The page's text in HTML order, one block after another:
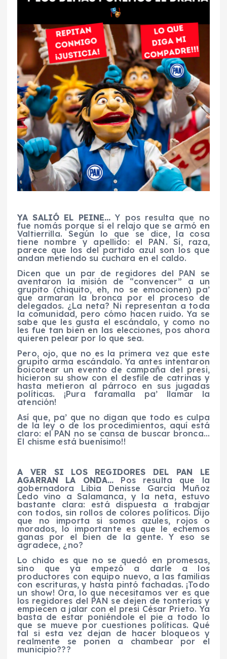
YA SALIÓ EL PEINE… Y pos resulta que no
fue nomás porque sí el relajo que se armó en
Valtierrilla. Según lo que se dice, la cosa
tiene nombre y apellido: el PAN. Sí, raza,
parece que los del partido azul son los que
andan metiendo su cuchara en el caldo.
Dicen que un par de regidores del PAN se
aventaron la misión de “convencer” a un
grupito (chiquito, eh, no se emocionen) pa’
que armaran la bronca por el proceso de
delegados. ¿La neta? Ni representan a toda
la comunidad, pero cómo hacen ruido. Ya se
sabe que les gusta el escándalo, y como no
les fue tan bien en las elecciones, pos ahora
quieren pelear por lo que sea.
Pero, ojo, que no es la primera vez que este
grupito arma escándalo. Ya antes intentaron
boicotear un evento de campaña del presi,
hicieron su show con el desfile de catrinas y
hasta metieron al párroco en sus jugadas
políticas. ¡Pura faramalla pa’ llamar la
atención!
Así que, pa’ que no digan que todo es culpa
de la ley o de los procedimientos, aquí está
claro: el PAN no se cansa de buscar bronca…
El chisme está buenísimo!!
A VER SI LOS REGIDORES DEL PAN LE
AGARRAN LA ONDA… Pos resulta que la
gobernadora Libia Denisse García Muñoz
Ledo vino a Salamanca, y la neta, estuvo
bastante clara: está dispuesta a trabajar
con todos, sin rollos de colores políticos. Dijo
que no importa si somos azules, rojos o
morados, lo importante es que le echemos
ganas por el bien de la gente. Y eso se
agradece, ¿no?
Lo chido es que no se quedó en promesas,
sino que ya empezó a darle a los
productores con equipo nuevo, a las familias
con escrituras, y hasta pintó fachadas. ¡Todo
un show! Ora, lo que necesitamos ver es que
los regidores del PAN se dejen de tonterías y
empiecen a jalar con el presi César Prieto. Ya
basta de estar poniéndole el pie a todo lo
que se mueve por cuestiones políticas. Qué
tal si esta vez dejan de hacer bloqueos y
realmente se ponen a chambear por el
municipio???